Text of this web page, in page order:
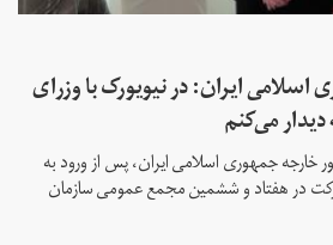
اسلامی ایران: در نیویورک با وزرای
دیدار می‌کنم
خارجه جمهوری اسلامی ایران، پس از ورود به
در هفتاد و ششمین مجمع عمومی سازمان